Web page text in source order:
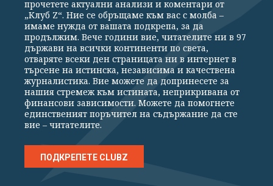
МНЕНИЯ
Общи условия
Политика за поверителност
Реклама
Партньори Контакти
За Клуб Z
Екип
Издател на www.clubz.bg е „Клуб Зебра Медия“ ЕООД, София, ул. "Алеко
прочетете актуални анализи и коментари от
„Клуб Z“. Ние се обръщаме към вас с молба –
имаме нужда от вашата подкрепа, за да
продължим. Вече години вие, читателите ни в 97
държави на всички континенти по света,
отваряте всеки ден страницата ни в интернет в
търсене на истинска, независима и качествена
журналистика. Вие можете да допринесете за
нашия стремеж към истината, неприкривана от
финансови зависимости. Можете да помогнете
единственият поръчител на съдържание да сте
вие – читателите.
ПОДКРЕПЕТЕ CLUBZ